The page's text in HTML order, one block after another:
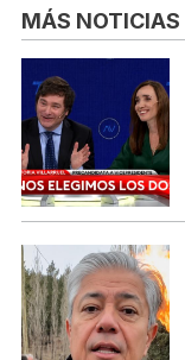
MÁS NOTICIAS